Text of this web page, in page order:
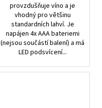
provzdušňuje víno a je
vhodný pro většinu
standardních lahví. Je
napájen 4x AAA bateriemi
(nejsou součástí balení) a má
LED podsvícení...